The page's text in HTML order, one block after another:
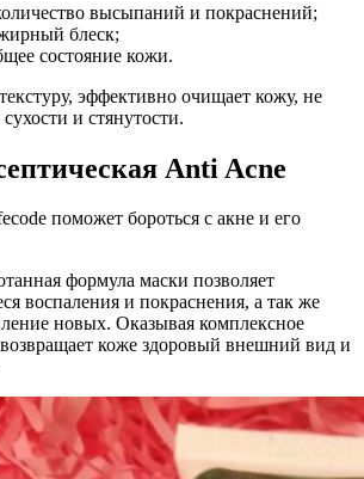
высыпаний и покраснений;
блеск;
состояние кожи.
эффективно очищает кожу, не
и стянутости.
Anti Acne
поможет бороться с акне и его
формула маски позволяет
воспаления и покраснения, а так же
новых. Оказывая комплексное
возвращает коже здоровый внешний вид и